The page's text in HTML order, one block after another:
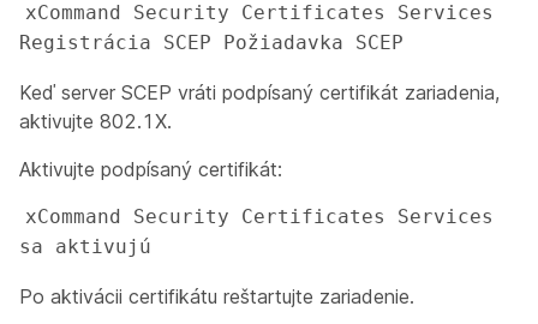
xCommand Security Certificates Services
Registrácia SCEP Požiadavka SCEP
Keď server SCEP vráti podpísaný certifikát zariadenia,
aktivujte 802.1X.
Aktivujte podpísaný certifikát:
xCommand Security Certificates Services
sa aktivujú
Po aktivácii certifikátu reštartujte zariadenie.